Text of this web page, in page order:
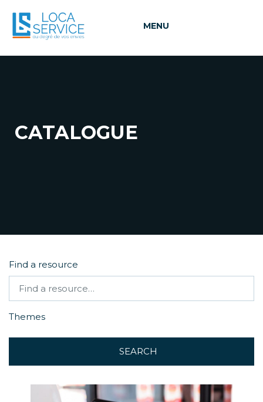
MENU
CATALOGUE
Find a resource
Themes
SEARCH